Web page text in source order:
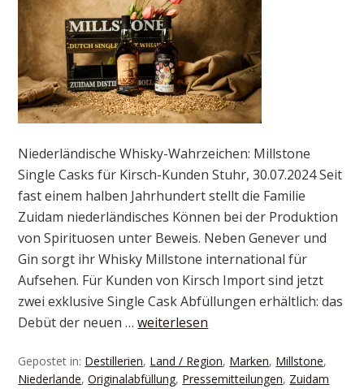
Niederländische Whisky-Wahrzeichen: Millstone
Single Casks für Kirsch-Kunden Stuhr, 30.07.2024 Seit
fast einem halben Jahrhundert stellt die Familie
Zuidam niederländisches Können bei der Produktion
von Spirituosen unter Beweis. Neben Genever und
Gin sorgt ihr Whisky Millstone international für
Aufsehen. Für Kunden von Kirsch Import sind jetzt
zwei exklusive Single Cask Abfüllungen erhältlich: das
Debüt der neuen …weiterlesen
Gepostet in: Destillerien, Land / Region, Marken, Millstone,
Niederlande,Originalabfüllung, Pressemitteilungen, Zuidam